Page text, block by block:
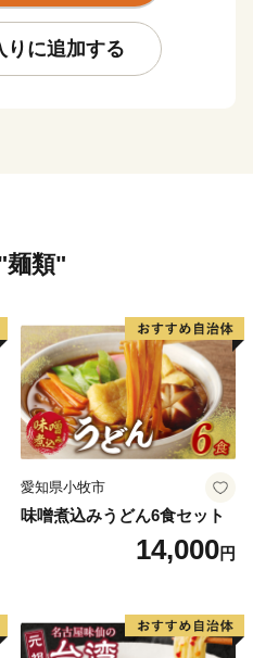
飲食店も増え賑わいを増し
の品がありますので、商品
にお住まいの方に限らせて
いて発送させていただきま
す。
りに追加する
麺類"
愛知県小牧市
味噌煮込みうどん6食セット
14,000円